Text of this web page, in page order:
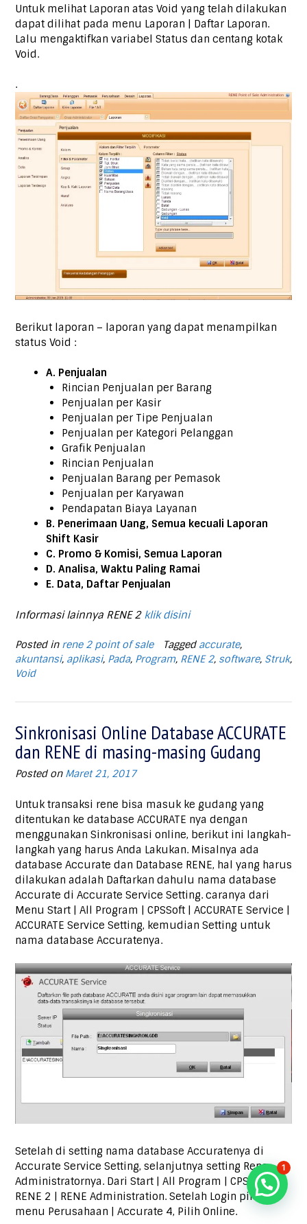
Untuk melihat Laporan atas Void yang telah dilakukan
dapat dilihat pada menu Laporan | Daftar Laporan.
Lalu mengaktifkan variabel Status dan centang kotak
Void.
.
Berikut laporan – laporan yang dapat menampilkan
status Void :
A. Penjualan
Rincian Penjualan per Barang
Penjualan per Kasir
Penjualan per Tipe Penjualan
Penjualan per Kategori Pelanggan
Grafik Penjualan
Rincian Penjualan
Penjualan Barang per Pemasok
Penjualan per Karyawan
Pendapatan Biaya Layanan
B. Penerimaan Uang, Semua kecuali Laporan
Shift Kasir
C. Promo & Komisi, Semua Laporan
D. Analisa, Waktu Paling Ramai
E. Data, Daftar Penjualan
Informasi lainnya RENE 2 klik disini
Posted in rene 2 point of sale Tagged accurate,
akuntansi, aplikasi, Pada, Program, RENE 2, software, Struk,
Void
Sinkronisasi Online Database ACCURATE
dan RENE di masing-masing Gudang
Posted on Maret 21, 2017
Untuk transaksi rene bisa masuk ke gudang yang
ditentukan ke database ACCURATE nya dengan
menggunakan Sinkronisasi online, berikut ini langkah-
langkah yang harus Anda Lakukan. Misalnya ada
database Accurate dan Database RENE, hal yang harus
dilakukan adalah Daftarkan dahulu nama database
Accurate di Accurate Service Setting. caranya dari
Menu Start | All Program | CPSSoft | ACCURATE Service |
ACCURATE Service Setting, kemudian Setting untuk
nama database Accuratenya.
Setelah di setting nama database Accuratenya di
Accurate Service Setting, selanjutnya setting Rene
Administratornya. Dari Start | All Program | CPSSoft |
RENE 2 | RENE Administration. Setelah Login pilih
menu Perusahaan | Accurate 4, Pilih Online.
1